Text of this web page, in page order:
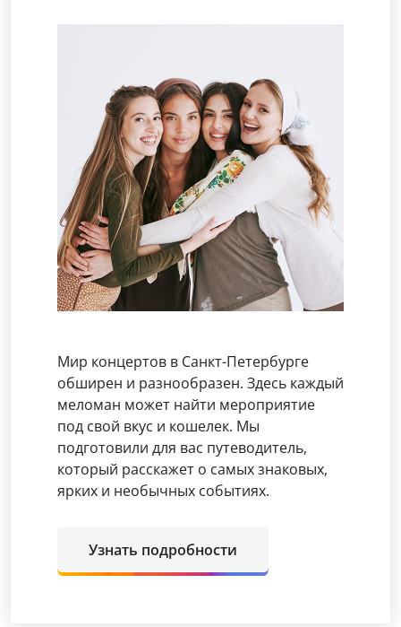
Мир концертов в Санкт-Петербурге
обширен и разнообразен. Здесь каждый
меломан может найти мероприятие
под свой вкус и кошелек. Мы
подготовили для вас путеводитель,
который расскажет о самых знаковых,
ярких и необычных событиях.
Узнать подробности